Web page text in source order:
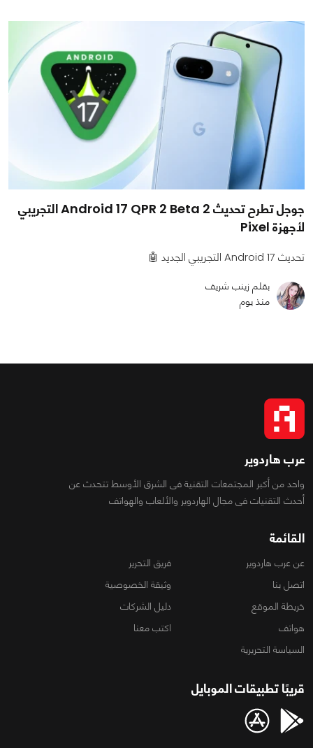
جوجل تطرح تحديث Android 17 QPR 2 Beta 2 التجريبي
لأجهزة Pixel
تحديث Android 17 التجريبي الجديد 🤖
بقلم زينب شريف
منذ يوم
عرب هاردوير
واحد من أكبر المجتمعات التقنية فى الشرق الأوسط تتحدث عن
أحدث التقنيات فى مجال الهاردوير والألعاب والهواتف
القائمة
عن عرب هاردوير
فريق التحرير
اتصل بنا
وثيقة الخصوصية
خريطة الموقع
دليل الشركات
هواتف
اكتب معنا
السياسة التحريرية
قريبًا تطبيقات الموبايل